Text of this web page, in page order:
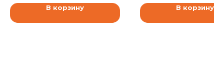
В корзину В корзину